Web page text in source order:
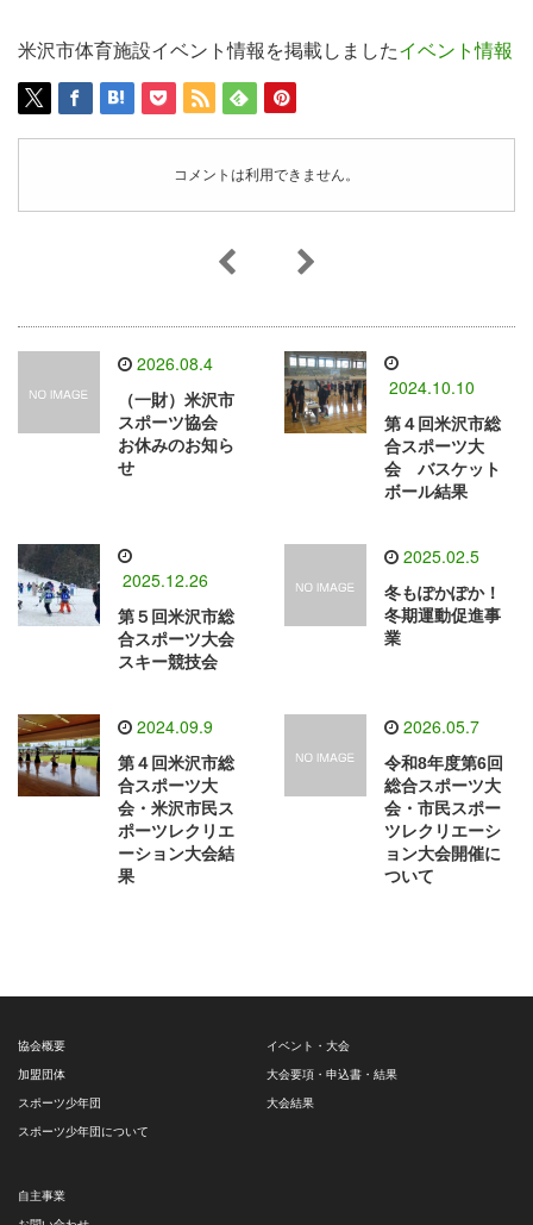
米沢市体育施設イベント情報を掲載しましたイベント情報
コメントは利用できません。
2026.08.4
（一財）米沢市
スポーツ協会
お休みのお知ら
せ
2024.10.10
第４回米沢市総
合スポーツ大
会 バスケット
ボール結果
2025.12.26
第５回米沢市総
合スポーツ大会
スキー競技会
2025.02.5
冬もぽかぽか！
冬期運動促進事
業
2024.09.9
第４回米沢市総
合スポーツ大
会・米沢市民ス
ポーツレクリエ
ーション大会結
果
2026.05.7
令和8年度第6回
総合スポーツ大
会・市民スポー
ツレクリエーシ
ョン大会開催に
ついて
協会概要
加盟団体
スポーツ少年団
スポーツ少年団について
イベント・大会
大会要項・申込書・結果
大会結果
自主事業